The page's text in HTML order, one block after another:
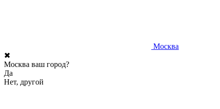
Москва
✖
Москва ваш город?
Да
Нет, другой